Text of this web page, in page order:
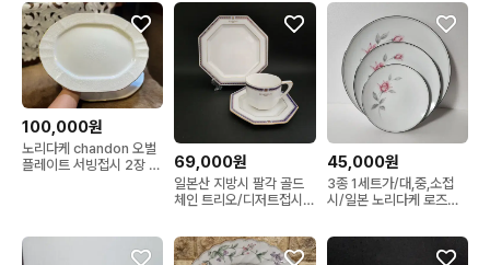
100,000원
노리다케 chandon 오벌
플레이트 서빙접시 2장 일
69,000원
일본산 지방시 팔각 골드
체인 트리오/디저트접시,
45,000원
3종 1세트가/대,중,소접
시/일본 노리다케 로즈마